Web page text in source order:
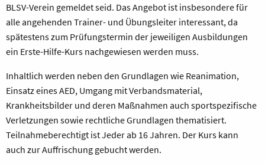
BLSV-Verein gemeldet seid. Das Angebot ist insbesondere für
alle angehenden Trainer- und Übungsleiter interessant, da
spätestens zum Prüfungstermin der jeweiligen Ausbildungen
ein Erste-Hilfe-Kurs nachgewiesen werden muss.
Inhaltlich werden neben den Grundlagen wie Reanimation,
Einsatz eines AED, Umgang mit Verbandsmaterial,
Krankheitsbilder und deren Maßnahmen auch sportspezifische
Verletzungen sowie rechtliche Grundlagen thematisiert.
Teilnahmeberechtigt ist Jeder ab 16 Jahren. Der Kurs kann
auch zur Auffrischung gebucht werden.